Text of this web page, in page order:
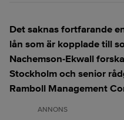
Det saknas fortfarande
lån som är kopplade till
Nachemson-Ekwall
Stockholm och senior
Ramboll Management
ANNONS